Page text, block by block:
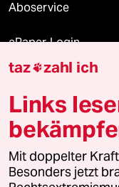
Aboservice
ePaper Login
Downloads für
© 2026 taz Verlags
Alle Rechte vorbehalten.
wenden Sie sich bitte an
taz zahl ich
Links
Mit doppelter
Besonders jetzt